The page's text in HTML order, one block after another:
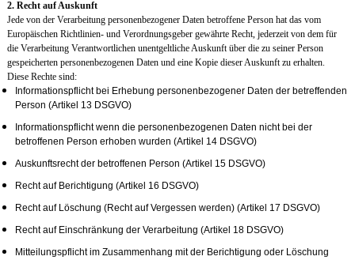
2. Recht auf Auskunft
Jede von der Verarbeitung personenbezogener Daten betroffene Person hat das vom
Europäischen Richtlinien- und Verordnungsgeber gewährte Recht, jederzeit von dem für
die Verarbeitung Verantwortlichen unentgeltliche Auskunft über die zu seiner Person
gespeicherten personenbezogenen Daten und eine Kopie dieser Auskunft zu erhalten.
Diese Rechte sind:
Informationspflicht bei Erhebung personenbezogener Daten der betreffenden
Person (Artikel 13 DSGVO)
Informationspflicht wenn die personenbezogenen Daten nicht bei der
betroffenen Person erhoben wurden (Artikel 14 DSGVO)
Auskunftsrecht der betroffenen Person (Artikel 15 DSGVO)
Recht auf Berichtigung (Artikel 16 DSGVO)
Recht auf Löschung (Recht auf Vergessen werden) (Artikel 17 DSGVO)
Recht auf Einschränkung der Verarbeitung (Artikel 18 DSGVO)
Mitteilungspflicht im Zusammenhang mit der Berichtigung oder Löschung